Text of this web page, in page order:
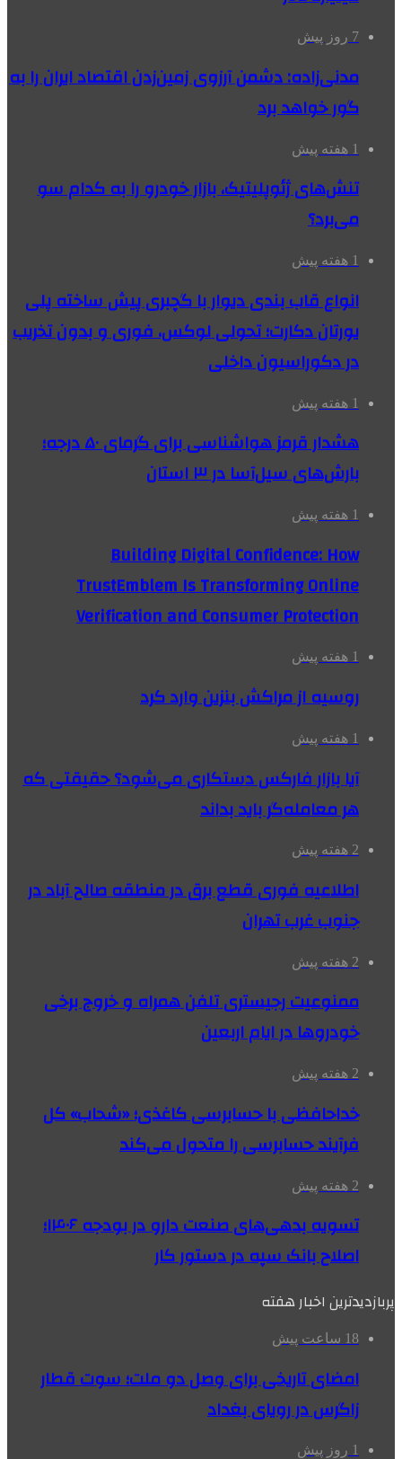
7 روز پیش
مدنی‌زاده: دشمن آرزوی زمین‌زدن اقتصاد ایران را به
گور خواهد برد
1 هفته پیش
تنش‌های ژئوپلیتیک، بازار خودرو را به کدام سو
می‌برد؟
1 هفته پیش
انواع قاب بندی دیوار با گچبری پیش ساخته پلی
یورتان دکارت؛ تحولی لوکس، فوری و بدون تخریب
در دکوراسیون داخلی
1 هفته پیش
هشدار قرمز هواشناسی برای گرمای ۵۰ درجه؛
بارش‌های سیل‌آسا در ۳ استان
1 هفته پیش
Building Digital Confidence: How
TrustEmblem Is Transforming Online
Verification and Consumer Protection
1 هفته پیش
روسیه از مراکش بنزین وارد کرد
1 هفته پیش
آیا بازار فارکس دستکاری می‌شود؟ حقیقتی که
هر معامله‌گر باید بداند
2 هفته پیش
اطلاعیه فوری قطع برق در منطقه صالح آباد در
جنوب غرب تهران
2 هفته پیش
ممنوعیت رجیستری تلفن همراه و خروج برخی
خودروها در ایام اربعین
2 هفته پیش
خداحافظی با حسابرسی کاغذی؛ «شحاب» کل
فرآیند حسابرسی را متحول می‌کند
2 هفته پیش
تسویه بدهی‌های صنعت دارو در بودجه ۱۴۰۶؛
اصلاح بانک سپه در دستور کار
پربازدیدترین اخبار هفته
18 ساعت پیش
امضای تاریخی برای وصل دو ملت؛ سوت قطار
زاگرس در رویای بغداد
1 روز پیش